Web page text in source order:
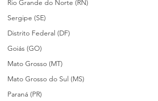
Rio Grande do Norte (RN)
Sergipe (SE)
Distrito Federal (DF)
Goiás (GO)
Mato Grosso (MT)
Mato Grosso do Sul (MS)
Paraná (PR)